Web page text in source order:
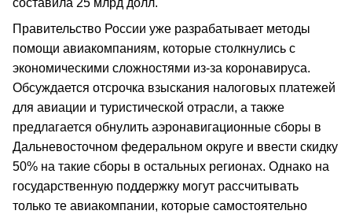
составила 25 млрд долл.
Правительство России уже разрабатывает методы
помощи авиакомпаниям, которые столкнулись с
экономическими сложностями из-за коронавируса.
Обсуждается отсрочка взыскания налоговых платежей
для авиации и туристической отрасли, а также
предлагается обнулить аэронавигационные сборы в
Дальневосточном федеральном округе и ввести скидку
50% на такие сборы в остальных регионах. Однако на
государственную поддержку могут рассчитывать
только те авиакомпании, которые самостоятельно